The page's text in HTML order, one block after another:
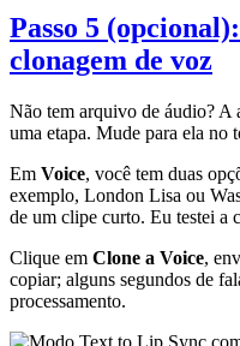
Passo 5
clonagem de voz
Não tem arquivo de áudio? A
uma etapa. Mude para ela no
Em Voice, você tem duas
exemplo, London Lisa ou
de um clipe curto. Eu testei a
Clique em Clone a Voice,
copiar; alguns segundos de
processamento.